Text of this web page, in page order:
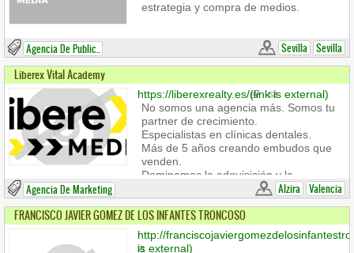
C. de los Juglares, 14, Vicálvaro, 28032
berbo@berbopublicidad.com(link sends
e-mail)
estrategia y compra de medios.
Sevilla Sevilla
Agencia De Public..
Liberex Vital Academy
https://liberexrealty.es/(link is external)
No somos una agencia más. Somos tu
partner de crecimiento.
Especialistas en clínicas dentales.
Más de 5 años creando embudos que
venden.
Dominamos la adquisición y la
Filmación virtual para contenido de alto
nivel.
No hacemos branding vacío. Hacemos
que factures más.
Alzira Valencia
Agencia De Marketing
FRANCISCO JAVIER GOMEZ DE LOS INFANTES TRONCOSO
http://
is external)